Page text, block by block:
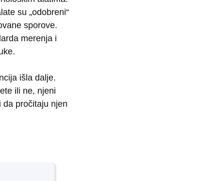
su „odobreni“
sporove.
merenja i
išla dalje.
ili ne, njeni
da pročitaju njen